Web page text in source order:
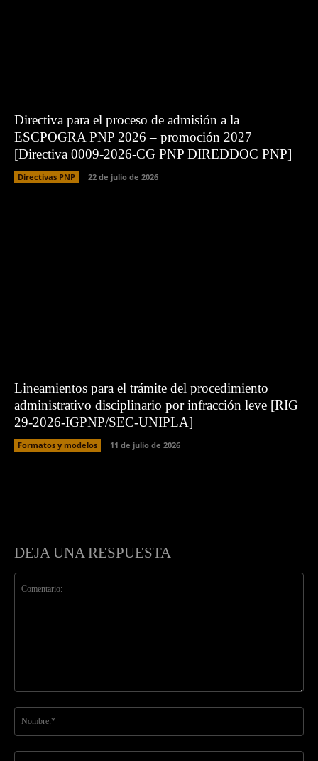
Directiva para el proceso de admisión a la
ESCPOGRA PNP 2026 – promoción 2027
[Directiva 0009-2026-CG PNP DIREDDOC PNP]
Directivas PNP 22 de julio de 2026
Lineamientos para el trámite del procedimiento
administrativo disciplinario por infracción leve [RIG
29-2026-IGPNP/SEC-UNIPLA]
Formatos y modelos 11 de julio de 2026
DEJA UNA RESPUESTA